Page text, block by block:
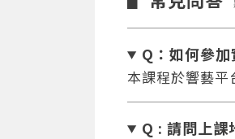
Q：如何參加
本課程於響藝
Q : 請問上課